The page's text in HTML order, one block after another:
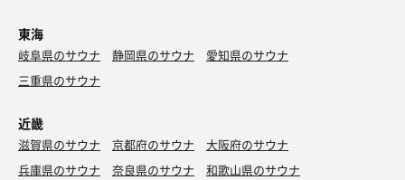
東海
岐阜県のサウナ 静岡県のサウナ
愛知県のサウナ
三重県のサウナ
近畿
滋賀県のサウナ 京都府のサウナ
大阪府のサウナ
兵庫県のサウナ
奈良県のサウナ 和歌山県のサウナ